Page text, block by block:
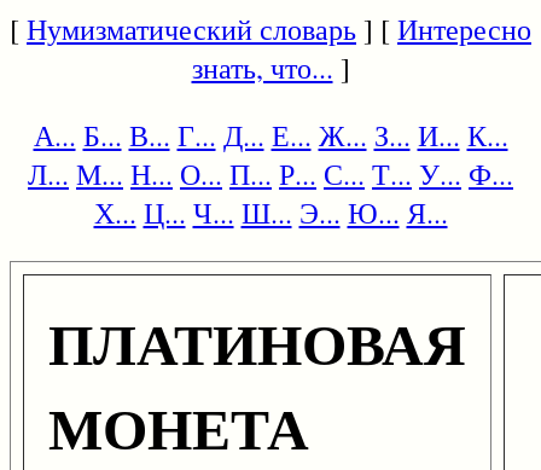
[Нумизматический словарь] [Интересно
знать, что... ]
А... Б... В... Г... Д... Е... Ж... З... И... К...
Л... М... Н... О... П... Р... С... Т... У... Ф...
Х... Ц... Ч... Ш... Э... Ю... Я...
ПЛАТИНОВАЯ
МОНЕТА